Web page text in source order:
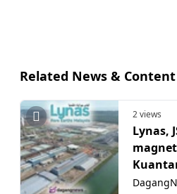
Related News & Content
2 views
Lynas,
400